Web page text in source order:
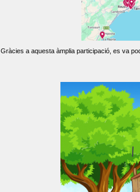
Gràcies a aquesta àmplia participació, es va